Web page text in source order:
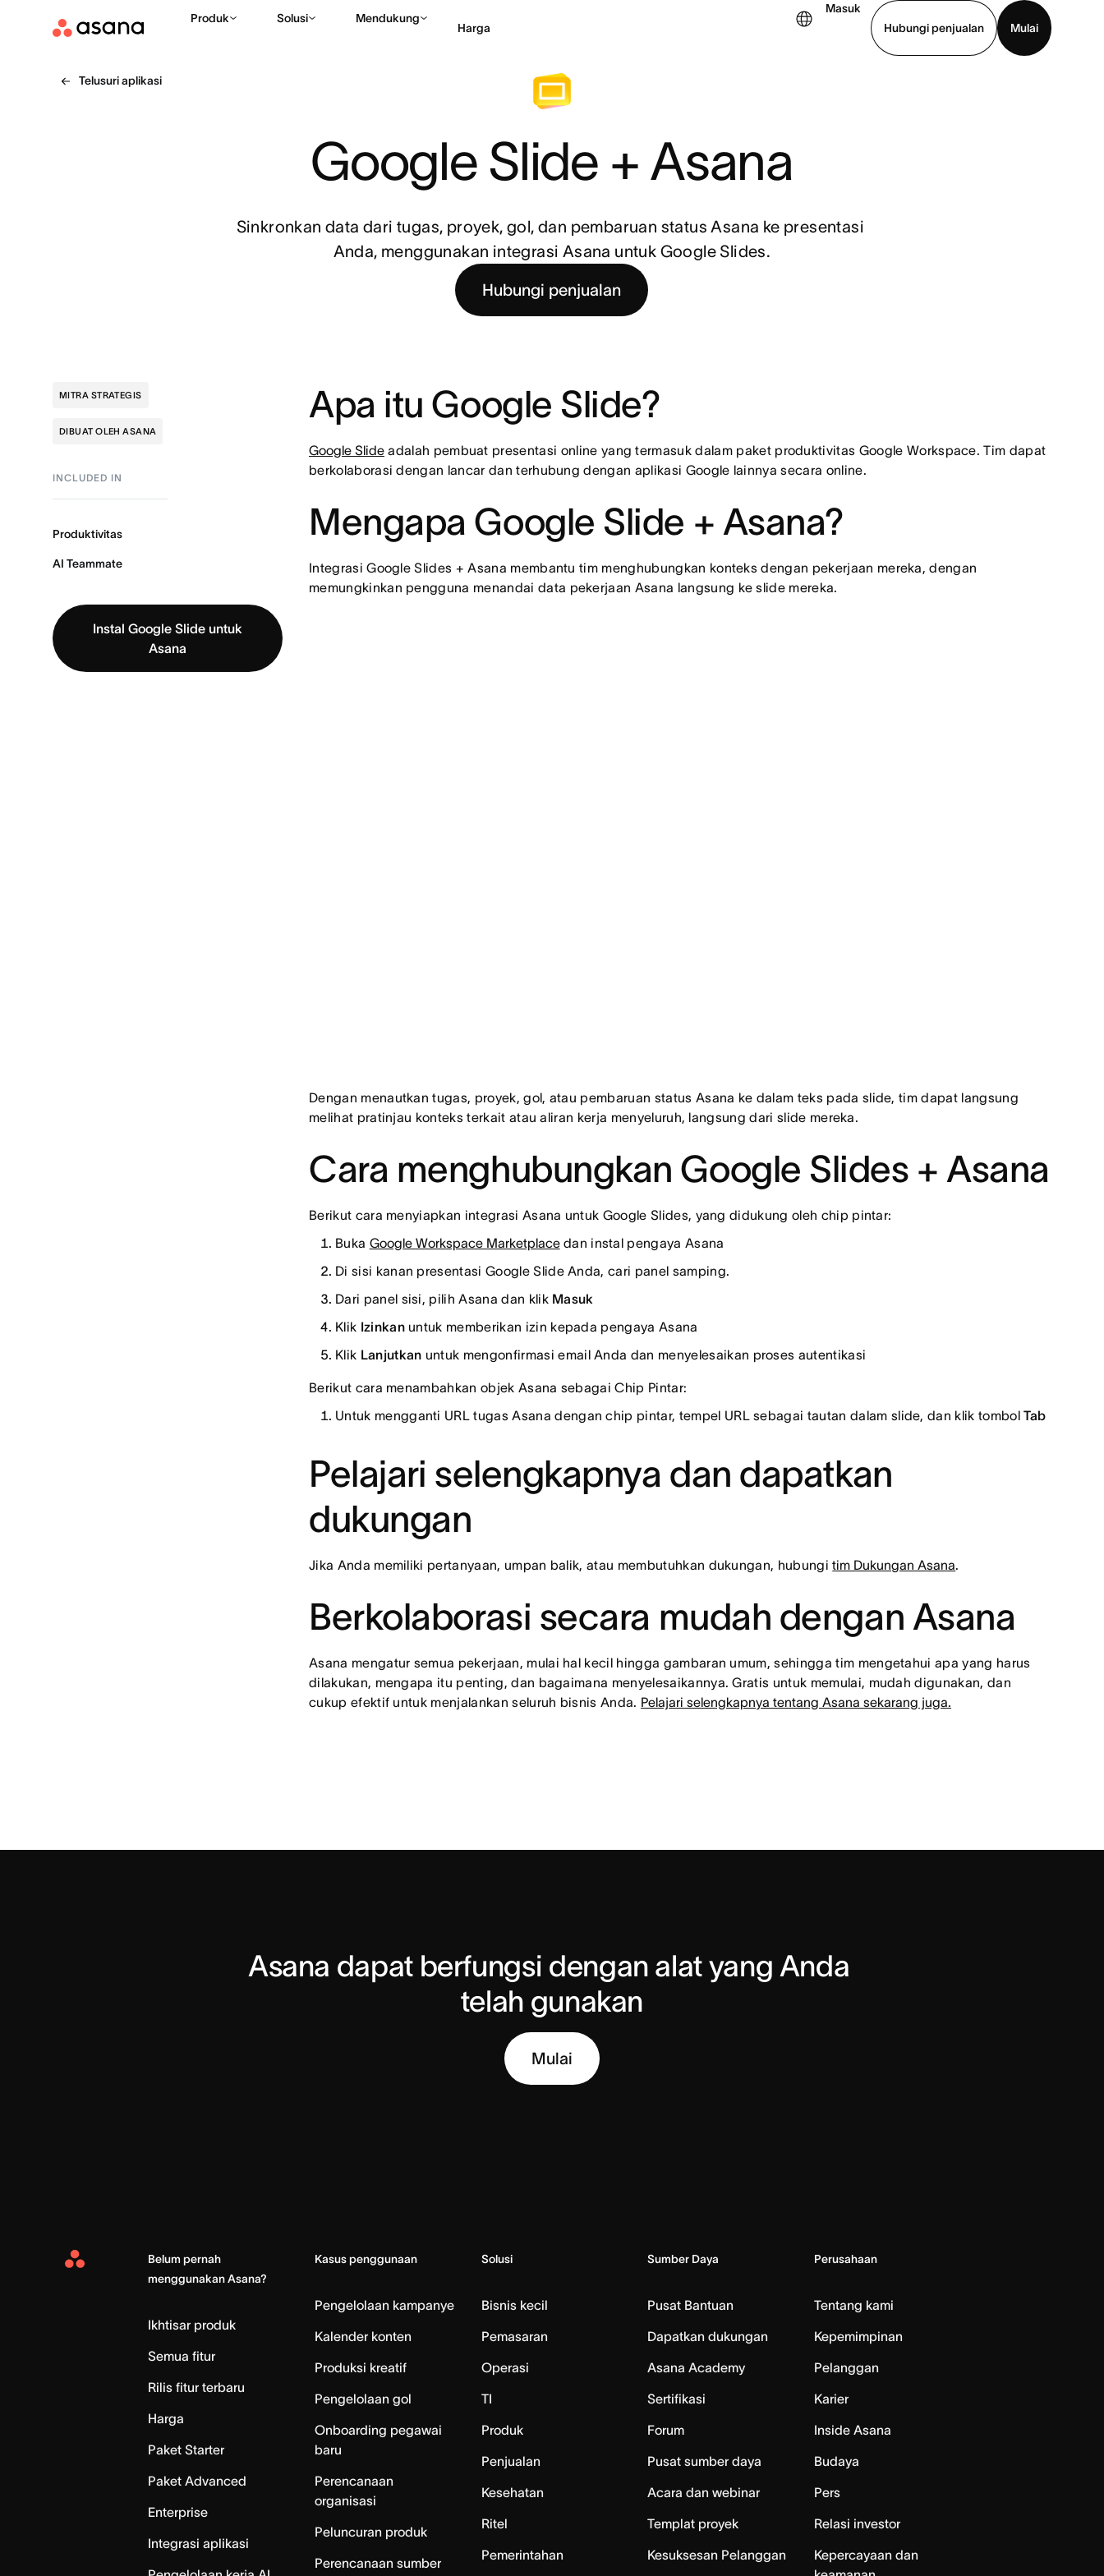
Produk Solusi Mendukung
Harga
Masuk
Hubungi penjualan
Mulai
Telusuri aplikasi
Google Slide + Asana
Sinkronkan data dari tugas, proyek, gol, dan pembaruan status Asana ke presentasi
Anda, menggunakan integrasi Asana untuk Google Slides.
Hubungi penjualan
MITRA STRATEGIS
DIBUAT OLEH ASANA
INCLUDED IN
Produktivitas
AI Teammate
Instal Google Slide untuk
Asana
Apa itu Google Slide?
Google Slide adalah pembuat presentasi online yang termasuk dalam paket produktivitas Google Workspace. Tim dapat
berkolaborasi dengan lancar dan terhubung dengan aplikasi Google lainnya secara online.
Mengapa Google Slide + Asana?
Integrasi Google Slides + Asana membantu tim menghubungkan konteks dengan pekerjaan mereka, dengan
memungkinkan pengguna menandai data pekerjaan Asana langsung ke slide mereka.
Dengan menautkan tugas, proyek, gol, atau pembaruan status Asana ke dalam teks pada slide, tim dapat langsung
melihat pratinjau konteks terkait atau aliran kerja menyeluruh, langsung dari slide mereka.
Cara menghubungkan Google Slides + Asana
Berikut cara menyiapkan integrasi Asana untuk Google Slides, yang didukung oleh chip pintar:
Buka Google Workspace Marketplacedan instal pengaya Asana
Di sisi kanan presentasi Google Slide Anda, cari panel samping.
Dari panel sisi, pilih Asana dan klik Masuk
Klik Izinkanuntuk memberikan izin kepada pengaya Asana
Klik Lanjutkan untuk mengonfirmasi email Anda dan menyelesaikan proses autentikasi
Berikut cara menambahkan objek Asana sebagai Chip Pintar:
Untuk mengganti URL tugas Asana dengan chip pintar, tempel URL sebagai tautan dalam slide, dan klik tombolTab
Pelajari selengkapnya dan dapatkan
dukungan
Jika Anda memiliki pertanyaan, umpan balik, atau membutuhkan dukungan, hubungitim Dukungan Asana.
Berkolaborasi secara mudah dengan Asana
Asana mengatur semua pekerjaan, mulai hal kecil hingga gambaran umum, sehingga tim mengetahui apa yang harus
dilakukan, mengapa itu penting, dan bagaimana menyelesaikannya. Gratis untuk memulai, mudah digunakan, dan
cukup efektif untuk menjalankan seluruh bisnis Anda. Pelajari selengkapnya tentang Asana sekarang juga.
Asana dapat berfungsi dengan alat yang Anda
telah gunakan
Mulai
Asana
Belum pernah
menggunakan Asana?
Ikhtisar produk
Semua fitur
Rilis fitur terbaru
Harga
Paket Starter
Paket Advanced
Enterprise
Integrasi aplikasi
Kasus penggunaan
Pengelolaan kampanye
Kalender konten
Produksi kreatif
Pengelolaan gol
Onboarding pegawai
baru
Perencanaan
organisasi
Peluncuran produk
Perencanaan sumber
Solusi
Bisnis kecil
Pemasaran
Operasi
TI
Produk
Penjualan
Kesehatan
Ritel
Pemerintahan
Sumber Daya
Pusat Bantuan
Dapatkan dukungan
Asana Academy
Sertifikasi
Forum
Pusat sumber daya
Acara dan webinar
Templat proyek
Kesuksesan Pelanggan
Perusahaan
Tentang kami
Kepemimpinan
Pelanggan
Karier
Inside Asana
Budaya
Pers
Relasi investor
Kepercayaan dan